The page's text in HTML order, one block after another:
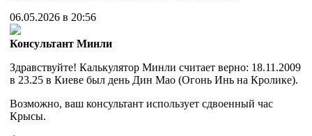
06.05.2026 в 20:56
Консультант Минли
Здравствуйте! Калькулятор Минли считает верно: 18.11.2009
в 23.25 в Киеве был день Дин Мао (Огонь Инь на Кролике).
Возможно, ваш консультант использует сдвоенный час
Крысы.